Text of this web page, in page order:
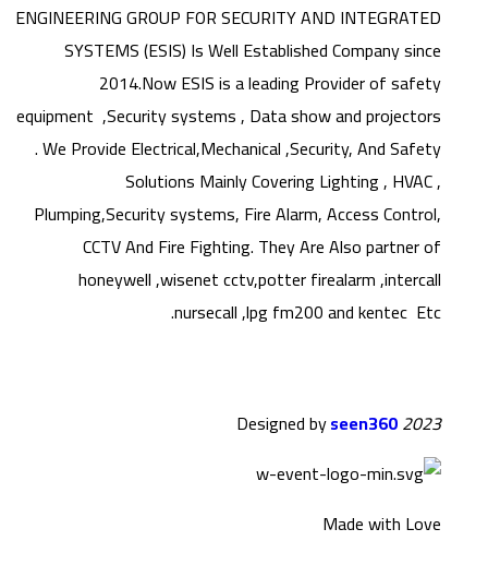
ENGINEERING GROUP FOR SECURITY AND INTEGRATED
SYSTEMS (ESIS) Is Well Established Company since
2014.Now ESIS is a leading Provider of safety
equipment ,Security systems , Data show and projectors
. We Provide Electrical,Mechanical ,Security, And Safety
Solutions Mainly Covering Lighting , HVAC ,
Plumping,Security systems, Fire Alarm, Access Control,
CCTV And Fire Fighting. They Are Also partner of
honeywell ,wisenet cctv,potter firealarm ,intercall
nursecall ,lpg fm200 and kentec Etc.
Designed byseen3602023
Made with Love